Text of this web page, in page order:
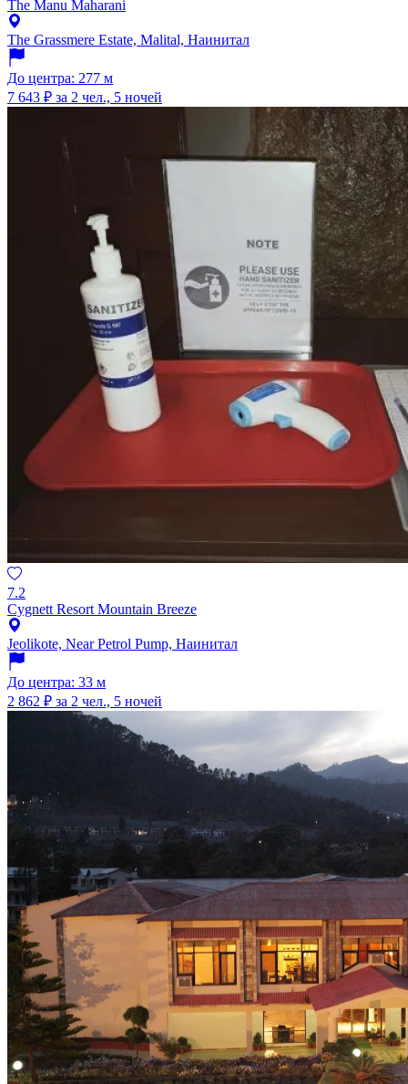
The Manu Maharani
The Grassmere Estate, Malital, Наинитал
До центра: 277 м
7 643 ₽ за 2 чел., 5 ночей
7.2
Cygnett Resort Mountain Breeze
Jeolikote, Near Petrol Pump, Наинитал
До центра: 33 м
2 862 ₽ за 2 чел., 5 ночей